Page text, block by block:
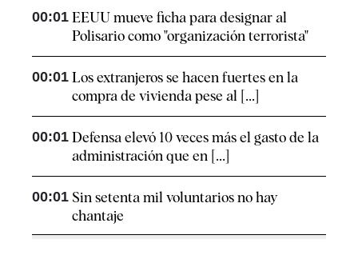
00:01 EEUU mueve ficha para designar al
Polisario como "organización terrorista"
00:01 Los extranjeros se hacen fuertes en la
compra de vivienda pese al [...]
00:01 Defensa elevó 10 veces más el gasto de la
administración que en [...]
00:01 Sin setenta mil voluntarios no hay
chantaje